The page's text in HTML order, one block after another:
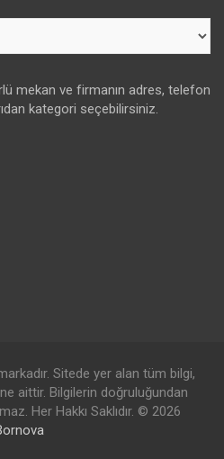
mekan ve firmanın adres, telefon
kategori seçebilirsiniz.
Sitede yer alan tüm bilgi,
aittir. Bilgilerin doğruluğundan
Her Hakkı Saklıdır. © 2026